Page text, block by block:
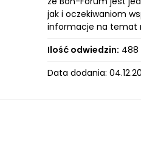
jak i oczekiwaniom
informacje na temat
Ilość odwiedzin: 488
Data dodania: